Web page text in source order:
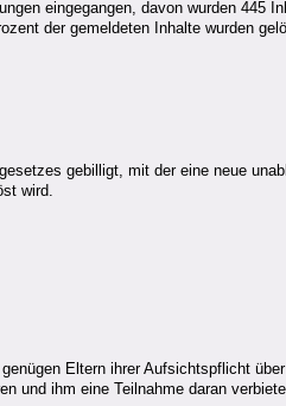
eingegangen, davon wurden 445
der gemeldeten Inhalte wurden
gebilligt, mit der eine neue
wird.
Eltern ihrer Aufsichtspflicht
und ihm eine Teilnahme daran